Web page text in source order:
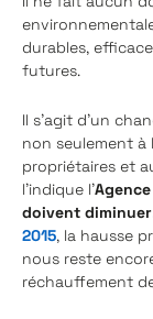
durables,
futures.
Il s'agit d'un
non seulement à
propriétaires et
l'indique l'
doivent diminuer
2015, la hausse
nous reste
réchauffement